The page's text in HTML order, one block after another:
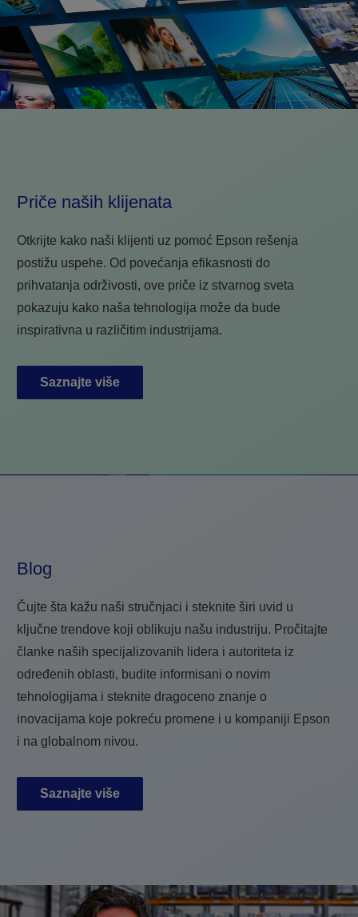
Priče naših klijenata
Otkrijte kako naši klijenti uz pomoć Epson rešenja
postižu uspehe. Od povećanja efikasnosti do
prihvatanja održivosti, ove priče iz stvarnog sveta
pokazuju kako naša tehnologija može da bude
inspirativna u različitim industrijama.
Saznajte više
Blog
Čujte šta kažu naši stručnjaci i steknite širi uvid u
ključne trendove koji oblikuju našu industriju. Pročitajte
članke naših specijalizovanih lidera i autoriteta iz
određenih oblasti, budite informisani o novim
tehnologijama i steknite dragoceno znanje o
inovacijama koje pokreću promene i u kompaniji Epson
i na globalnom nivou.
Saznajte više